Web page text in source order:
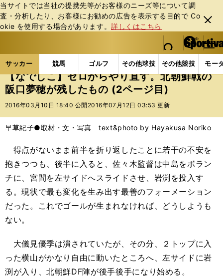
当サイトでは当社の提携先等がお客様のニーズ等について調
査・分析したり、お客様にお勧めの広告を表⽰する⽬的で Co
okie を使⽤する場合があります。詳しくはこちら
閉じ
る
web Sportiva (webスポルティーバ)
検索
マイペ
ー
ジ
メニュ
サッカー 競馬 ゴルフ その他球技 その他競技 モー
ス
ポ
ル
バ
サッカーの記事一覧 サッカー代表 なでしこジャパ
【なでしこ】ゼロからやり直す。北朝鮮戦の
阪口夢穂が残したもの (2ページ目)
2016年03月10日 18:40 公開 2016年07月12日 03:53 更新
早草紀子●取材・文・写真 text&photo by Hayakusa Noriko
得点がないまま前半を折り返したことに若干の不安を
抱きつつも、後半に入ると、佐々木監督は中島をボラン
チに、宮間を左サイドへスライドさせ、岩渕を投入す
る。現状で最も変化を生み出す最善のフォーメーション
だった。これでゴールが生まれなければ、どうしようも
ない。
大儀見優季は潰されていたが、その分、２トップに入
った横山がかなり自由に動いたところへ、左サイドに岩
渕が入り、北朝鮮DF陣が後手後手になり始める。